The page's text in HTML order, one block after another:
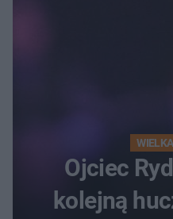
Ojciec
kolejną